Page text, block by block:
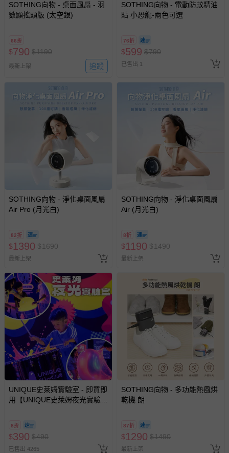
SOTHING向物 - 桌面風扇 - 羽
數顯搖頭版 (太空銀)
66折
$790 $1190
最新上架 追蹤
SOTHING向物 - 電動防蚊精油
貼 小恐龍-兩色可選
76折
$599 $790
已售出 1
SOTHING向物 - 淨化桌面風扇
Air Pro (月光白)
82折
$1390 $1690
最新上架
SOTHING向物 - 淨化桌面風扇
Air (月光白)
8折
$1190 $1490
最新上架
UNIQUE史萊姆實驗室 - 即買即
用【UNIQUE史萊姆夜光實驗室
訂單編號兌換，逾期作廢) (大
人小孩均一價(3歲以上需購票))
8折
$390 $490
已售出 4265
SOTHING向物 - 多功能熱風烘
乾機 朗
87折
$1290 $1490
最新上架